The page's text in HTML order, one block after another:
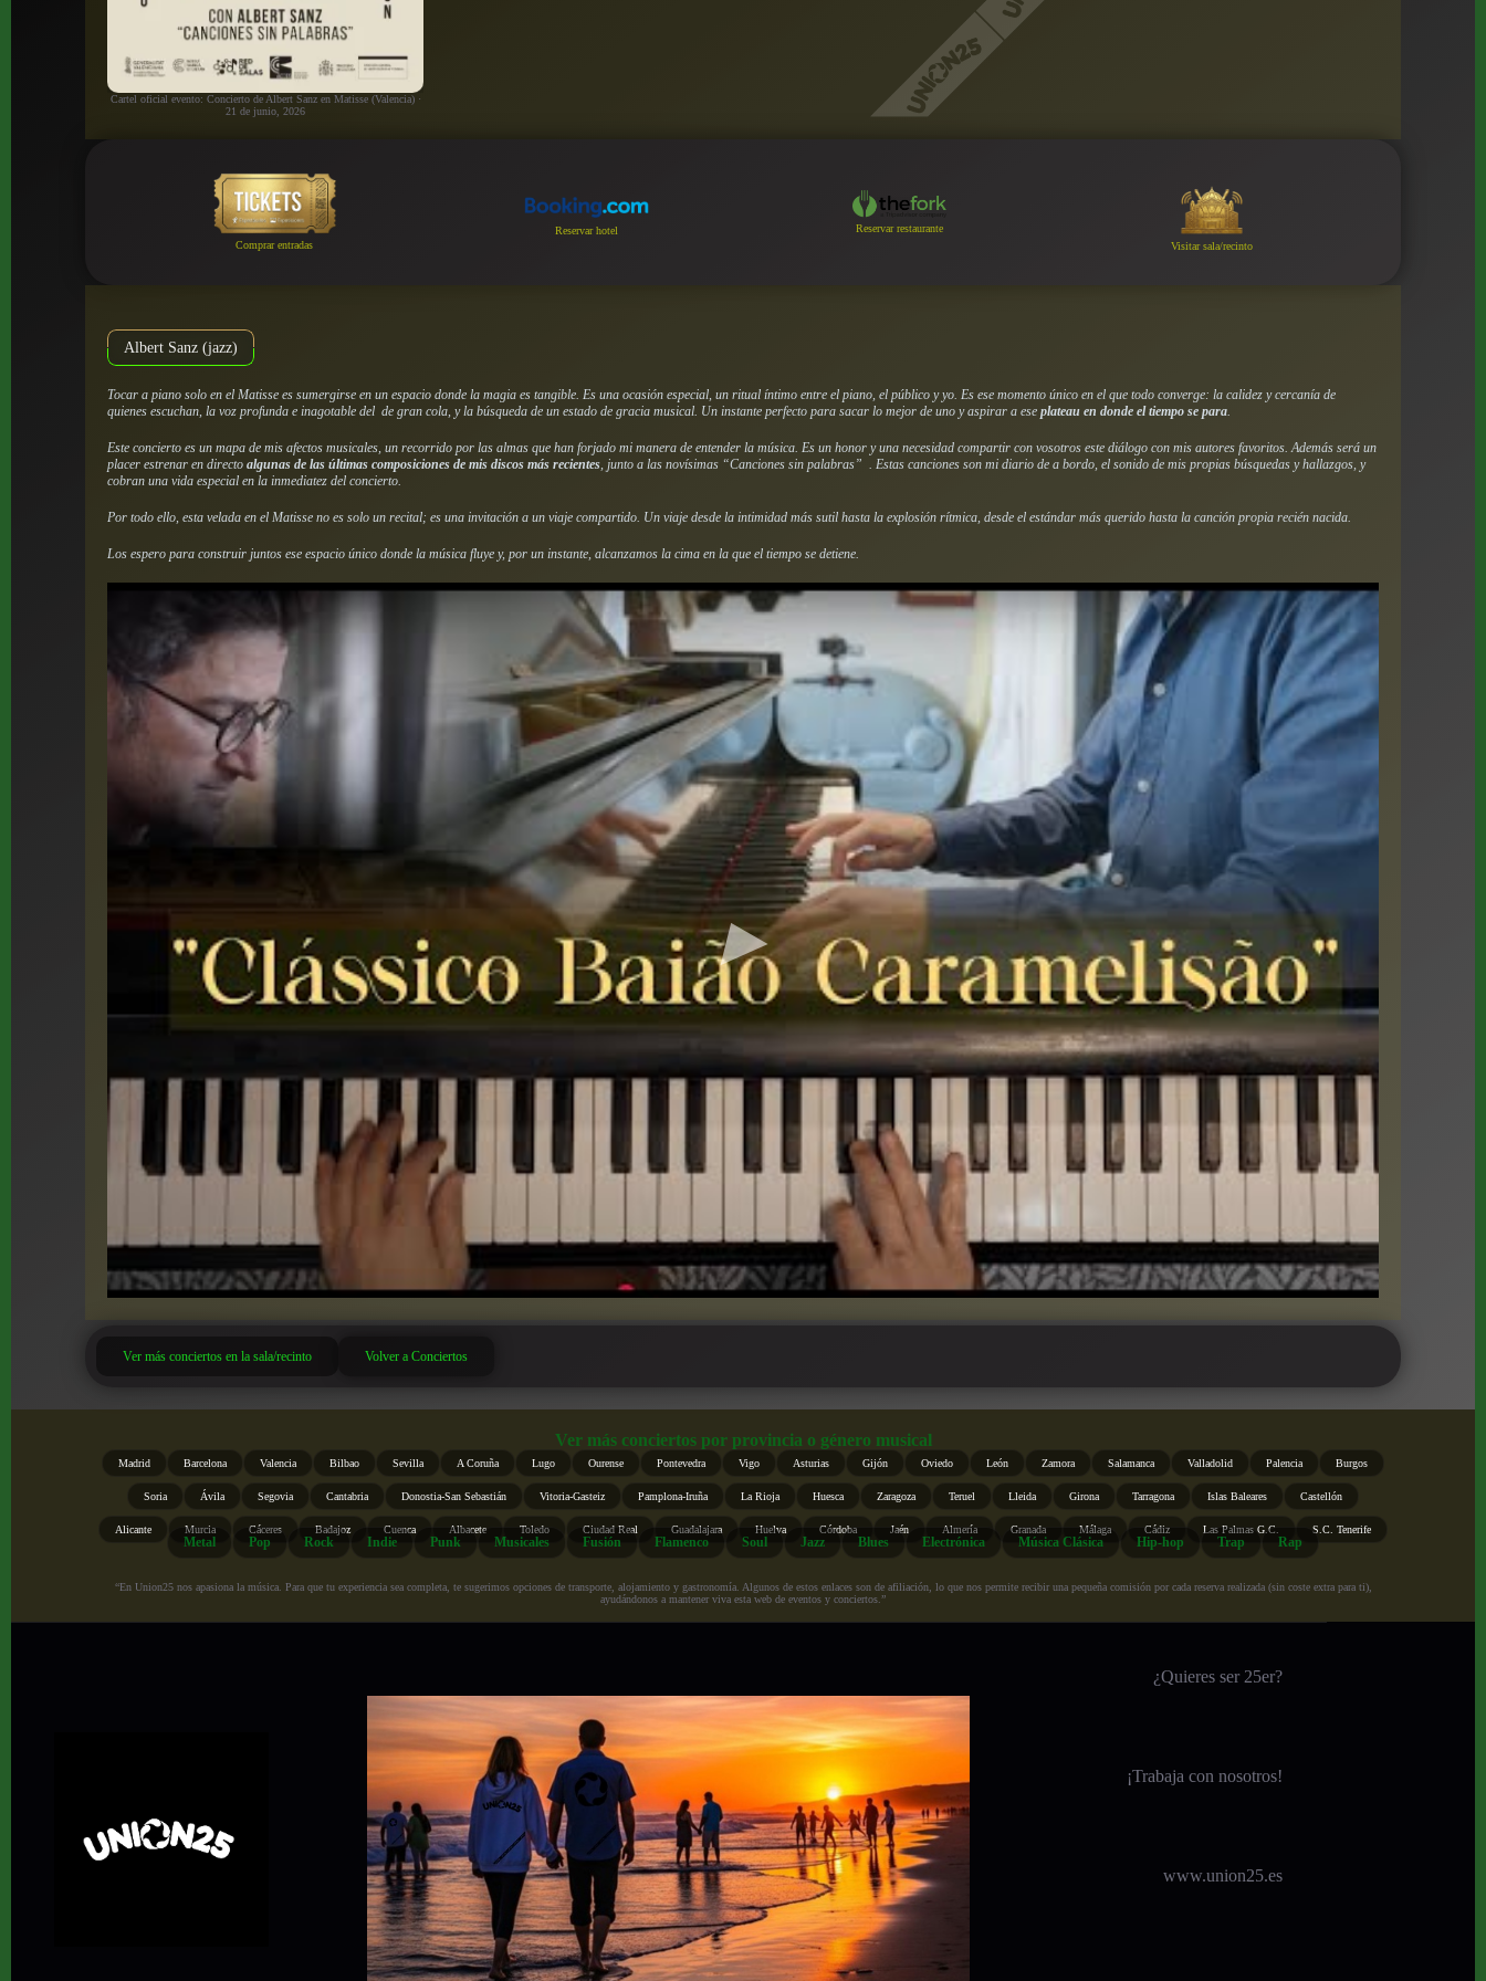
Cartel oficial evento: Concierto de Albert Sanz en Matisse (Valencia) ·
21 de junio, 2026
Comprar entradas
Reservar hotel
Reservar restaurante
Visitar sala/recinto
Albert Sanz (jazz)
Tocar a piano solo en el Matisse es sumergirse en un espacio donde la magia es tangible. Es una ocasión especial, un ritual íntimo entre el piano, el público y yo. Es ese momento único en el que todo converge: la calidez y cercanía de
quienes escuchan, la voz profunda e inagotable del de gran cola, y la búsqueda de un estado de gracia musical. Un instante perfecto para sacar lo mejor de uno y aspirar a eseplateau en donde el tiempo se para.
Este concierto es un mapa de mis afectos musicales, un recorrido por las almas que han forjado mi manera de entender la música. Es un honor y una necesidad compartir con vosotros este diálogo con mis autores favoritos. Además será un
placer estrenar en directoalgunas de las últimas composiciones de mis discos más recientes, junto a las novísimas “Canciones sin palabras” . Estas canciones son mi diario de a bordo, el sonido de mis propias búsquedas y hallazgos, y
cobran una vida especial en la inmediatez del concierto.
Por todo ello, esta velada en el Matisse no es solo un recital; es una invitación a un viaje compartido. Un viaje desde la intimidad más sutil hasta la explosión rítmica, desde el estándar más querido hasta la canción propia recién nacida.
Los espero para construir juntos ese espacio único donde la música fluye y, por un instante, alcanzamos la cima en la que el tiempo se detiene.
Ver más conciertos en la sala/recinto Volver a Conciertos
Ver más conciertos por provincia o género musical
Madrid Barcelona Valencia Bilbao Sevilla A Coruña Lugo Ourense Pontevedra Vigo Asturias Gijón Oviedo León Zamora Salamanca Valladolid Palencia Burgos
Soria Ávila Segovia Cantabria Donostia-San Sebastián Vitoria-Gasteiz Pamplona-Iruña La Rioja Huesca Zaragoza Teruel Lleida Girona Tarragona Islas Baleares Castellón
Alicante Murcia Cáceres Badajoz Cuenca Albacete Toledo Ciudad Real Guadalajara Huelva Córdoba Jaén Almería Granada Málaga Cádiz Las Palmas G.C. S.C. Tenerife
Metal Pop Rock Indie Punk Musicales Fusión Flamenco Soul Jazz Blues Electrónica Música Clásica Hip-hop Trap Rap
“En Union25 nos apasiona la música. Para que tu experiencia sea completa, te sugerimos opciones de transporte, alojamiento y gastronomía. Algunos de estos enlaces son de afiliación, lo que nos permite recibir una pequeña comisión por cada reserva realizada (sin coste extra para ti),
ayudándonos a mantener viva esta web de eventos y conciertos.”
¿Quieres ser 25er?
¡Trabaja con nosotros!
www.union25.es